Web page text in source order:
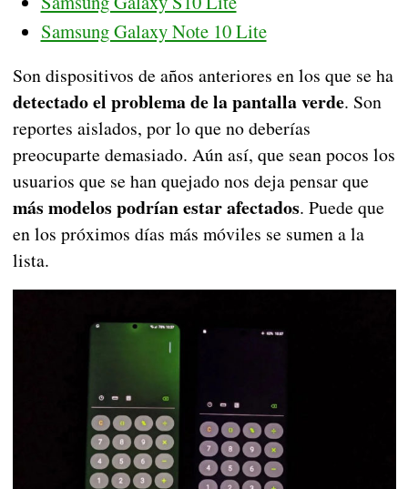
Samsung Galaxy Note 10 Lite
Son dispositivos de años anteriores en los que se ha
detectado el problema de la pantalla verde. Son
reportes aislados, por lo que no deberías
preocuparte demasiado. Aún así, que sean pocos los
usuarios que se han quejado nos deja pensar que
más modelos podrían estar afectados. Puede que
en los próximos días más móviles se sumen a la
lista.